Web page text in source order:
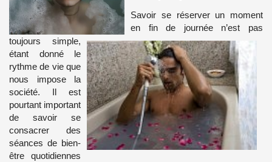
Savoir se réserver un moment
en fin de journée n’est pas
toujours simple,
étant donné le
rythme de vie que
nous impose la
société. Il est
pourtant important
de savoir se
consacrer des
séances de bien-
être quotidiennes